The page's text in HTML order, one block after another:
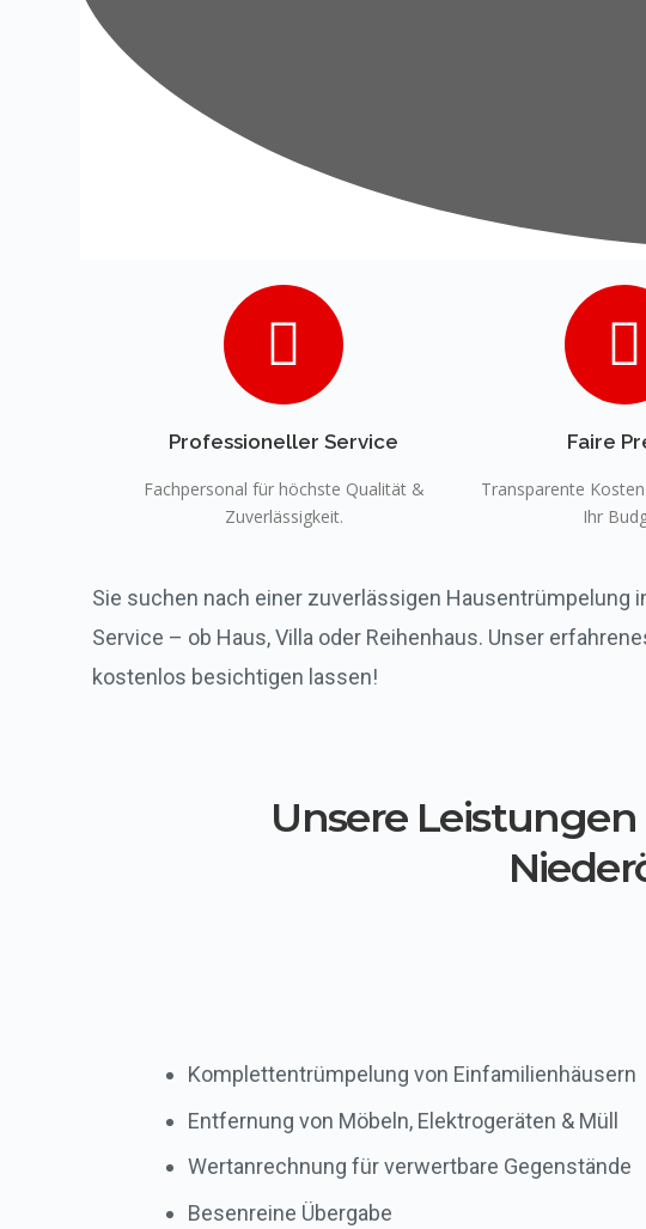
Professioneller Service
Fachpersonal für höchste Qualität &
Zuverlässigkeit.
Faire
Transparente
Ihr
Sie suchen nach einer zuverlässigen Hausentrümpelung
Service – ob Haus, Villa oder Reihenhaus. Unser
kostenlos besichtigen lassen!
Unsere
Komplettentrümpelung von Einfamilienhäusern
Entfernung von Möbeln, Elektrogeräten & Müll
Wertanrechnung für verwertbare Gegenstände
Besenreine Übergabe